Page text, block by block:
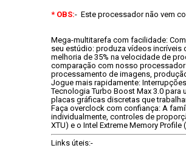
* OBS:-  Este processador não vem
Mega-multitarefa com facilidade:
seu estúdio: produza vídeos incríveis
melhoria de 35% na velocidade de
comparação com nosso
processamento de imagens,
Jogue mais rapidamente:
Tecnologia Turbo Boost Max 3.0
placas gráficas discretas que
Faça overclock com confiança: A
individualmente, controles de
XTU) e o Intel Extreme Memory
Links úteis:-